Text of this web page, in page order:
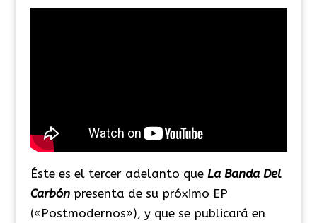
Éste es el tercer adelanto que La Banda Del
Carbónpresenta de su próximo EP
(«Postmodernos»), y que se publicará en